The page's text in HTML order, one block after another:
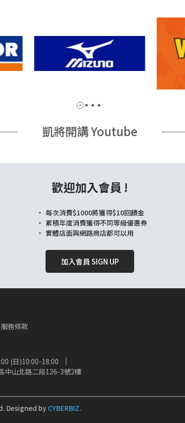
凱將開講 Youtube
歡迎加入會員 !
每次消費$1000將獲得$10回饋金
累積年度消費獲得不同等級優惠券
實體店面與網路商店都可以用
加入會員 SIGN UP
服務條款
(日)10:00-18:00
中山北路二段126-3號2樓
Designed by CYBERBIZ.